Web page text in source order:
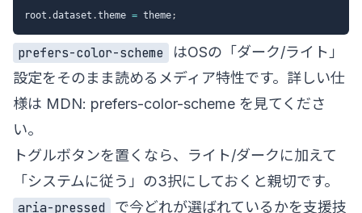
root .dataset .theme = theme;
prefers-color-scheme
はOSの「ダーク/ライト」
設定をそのまま読めるメディア特性です。詳しい仕
様は MDN: prefers-color-scheme を見てくださ
い。
トグルボタンを置くなら、ライト/ダークに加えて
「システムに従う」の3択にしておくと親切です。
aria-pressed
で今どれが選ばれているかを支援技